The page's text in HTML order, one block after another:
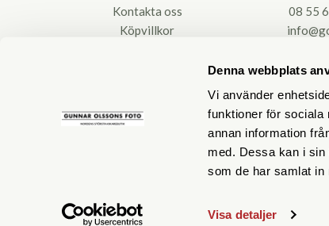
Denna webbplats
Vi använder
funktioner för sociala
annan information
med. Dessa kan i sin
som de har samlat in
Visa detaljer
Kontakta oss
Köpvillkor
Reparationer & Service
08 55
Org.nr: